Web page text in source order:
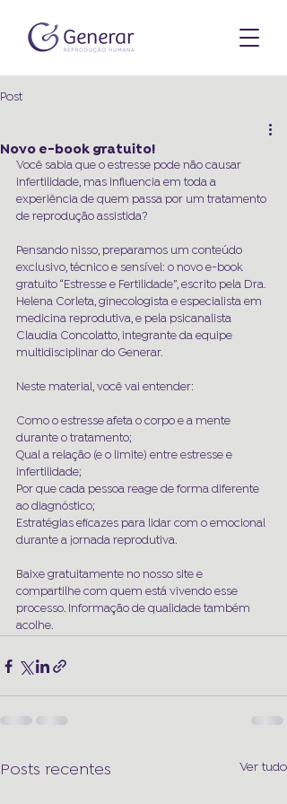
Post
Novo e-book gratuito!
Você sabia que o estresse pode não causar
infertilidade, mas influencia em toda a
experiência de quem passa por um tratamento
de reprodução assistida?
Pensando nisso, preparamos um conteúdo
exclusivo, técnico e sensível: o novo e-book
gratuito “Estresse e Fertilidade”, escrito pela Dra.
Helena Corleta, ginecologista e especialista em
medicina reprodutiva, e pela psicanalista
Claudia Concolatto, integrante da equipe
multidisciplinar do Generar.
Neste material, você vai entender:
Como o estresse afeta o corpo e a mente
durante o tratamento;
Qual a relação (e o limite) entre estresse e
infertilidade;
Por que cada pessoa reage de forma diferente
ao diagnóstico;
Estratégias eficazes para lidar com o emocional
durante a jornada reprodutiva.
Baixe gratuitamente no nosso site e
compartilhe com quem está vivendo esse
processo. Informação de qualidade também
acolhe.
Posts recentes Ver tudo